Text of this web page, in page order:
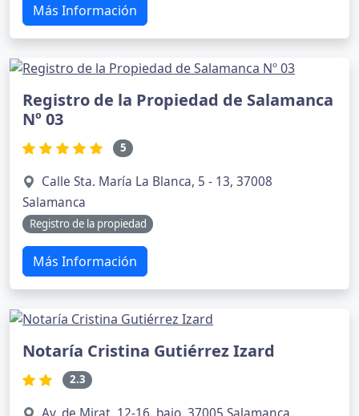
Más Información
Registro de la Propiedad de Salamanca
Nº 03
5
Calle Sta. María La Blanca, 5 - 13, 37008
Salamanca
Registro de la propiedad
Más Información
Notaría Cristina Gutiérrez Izard
2.3